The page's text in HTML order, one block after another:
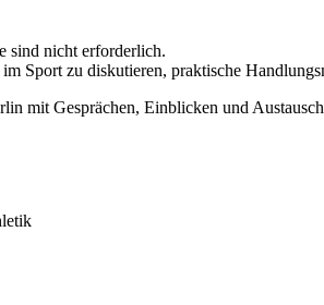
sind nicht erforderlich.
Sport zu diskutieren, praktische
mit Gesprächen, Einblicken und